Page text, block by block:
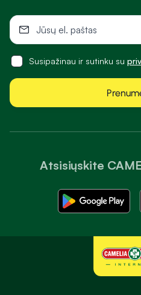
Atsisiųskite
Susipažinau ir sutinku su